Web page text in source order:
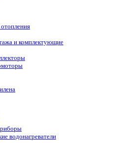
и комплектующие
водонагреватели